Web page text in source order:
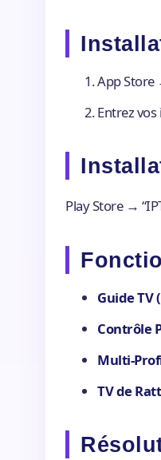
App Store
Entrez
Play Store →
Guide TV
Contrôle
Multi-
TV de